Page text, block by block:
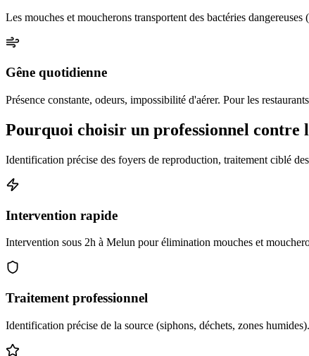
Les mouches et moucherons transportent des bactéries
Gêne quotidienne
Présence constante, odeurs, impossibilité d'aérer. Pour les
Pourquoi choisir un professionnel contre
Identification précise des foyers de reproduction, traitement ciblé
Intervention rapide
Intervention sous 2h à Melun pour élimination mouches et
Traitement professionnel
Identification précise de la source (siphons, déchets, zones